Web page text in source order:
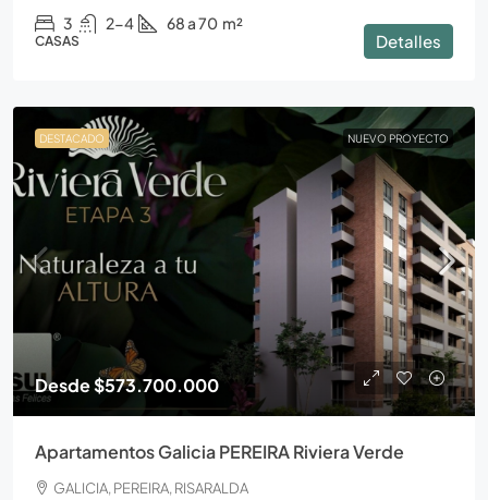
3 2-4 68 a 70 m²
CASAS Detalles
DESTACADO NUEVO PROYECTO
Desde$573.700.000
Apartamentos Galicia PEREIRA Riviera Verde
GALICIA, PEREIRA, RISARALDA